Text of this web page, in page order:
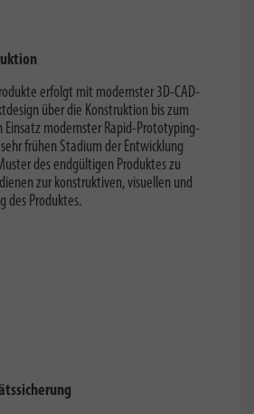
erfolgt mit modernster 3D-CAD-
über die Konstruktion bis zum
Einsatz modernster Rapid-Prototyping-
frühen Stadium der Entwicklung
des endgültigen Produktes zu
zur konstruktiven, visuellen und
des Produktes.